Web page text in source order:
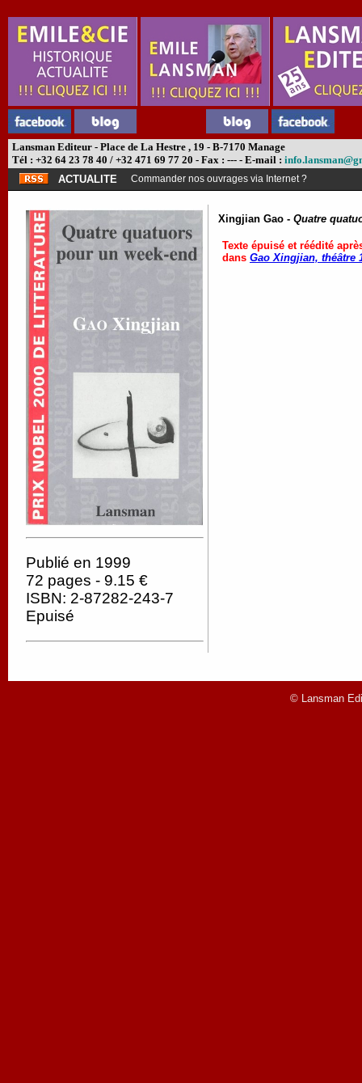
Lansman Editeur - Place de La Hestre , 19 - B-7170 Manage
Tél : +32 64 23 78 40 / +32 471 69 77 20 - Fax : --- - E-mail :
ACTUALITE
Commander nos ouvrages via Internet ?
Publié en 1999
72 pages - 9.15 €
ISBN: 2-87282-243-7
Epuisé
Xingjian Gao - Quatre
Texte épuisé et réédité
dans Gao Xingjian, théâtre
© Lansman